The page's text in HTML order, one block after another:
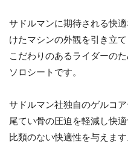
サドルマンに期待される快
けたマシンの外観を引き立
こだわりのあるライダーの
ソロシートです。
サドルマン社独自のゲルコ
尾てい骨の圧迫を軽減し快
比類のない快適性を与えます